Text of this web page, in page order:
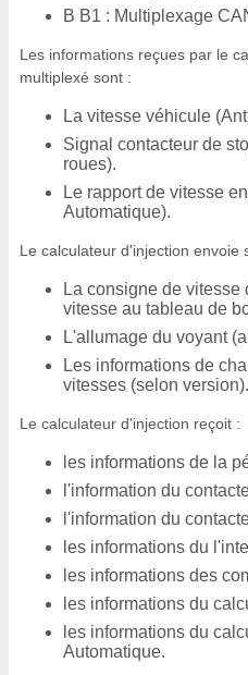
B B1 : Multiplexage
Les informations reçues par le
multiplexé sont :
La vitesse véhicule
Signal contacteur de
roues).
Le rapport de vitesse
Automatique).
Le calculateur d'injection envoie
La consigne de
vitesse au tableau de
L'allumage du voyant
Les informations de
vitesses (selon version).
Le calculateur d'injection reçoit :
les informations de la
l'information du
l'information du
les informations du
les informations des
les informations du
les informations du
Automatique.